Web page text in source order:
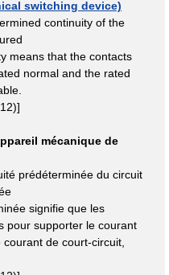
switching device)
continuity of the
means that the contacts
normal and the rated
mécanique de
prédéterminée du circuit
signifie que les
pour supporter le courant
de court-circuit,